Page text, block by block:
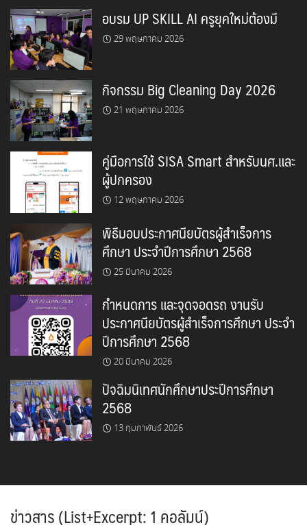
อบรม UP SKILL AI ครูยุคใหม่ต้องมี
29 พฤษภาคม 2026
กิจกรรม Big Cleaning Day 2026
21 พฤษภาคม 2026
คู่มือการใช้ SISA Smart สำหรับนศ.และ
ผู้ปกครอง
12 พฤษภาคม 2026
พิธีมอบประกาศนียบัตรผู้สำเร็จการ
ศึกษา ประจำปีการศึกษา 2568
25 มีนาคม 2026
กำหนดการ และจุดจอดรถ งานรับ
ประกาศนียบัตรผู้สำเร็จการศึกษา ประจำ
ปีการศึกษา 2568
20 มีนาคม 2026
ปัจฉิมนิเทศนักศึกษาประปีการศึกษา
2568
13 กุมภาพันธ์ 2026
ข่าวสาร (List+Excerpt: 1 คอลัมน์)